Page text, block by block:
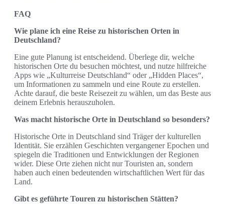
FAQ
Wie plane ich eine Reise zu historischen Orten in
Deutschland?
Eine gute Planung ist entscheidend. Überlege dir, welche
historischen Orte du besuchen möchtest, und nutze hilfreiche
Apps wie „Kulturreise Deutschland“ oder „Hidden Places“,
um Informationen zu sammeln und eine Route zu erstellen.
Achte darauf, die beste Reisezeit zu wählen, um das Beste aus
deinem Erlebnis herauszuholen.
Was macht historische Orte in Deutschland so besonders?
Historische Orte in Deutschland sind Träger der kulturellen
Identität. Sie erzählen Geschichten vergangener Epochen und
spiegeln die Traditionen und Entwicklungen der Regionen
wider. Diese Orte ziehen nicht nur Touristen an, sondern
haben auch einen bedeutenden wirtschaftlichen Wert für das
Land.
Gibt es geführte Touren zu historischen Stätten?